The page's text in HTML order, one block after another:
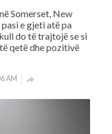
Somerset, New
pasi e gjeti atë pa
do të trajtojë se si
qetë dhe pozitivë
AM 